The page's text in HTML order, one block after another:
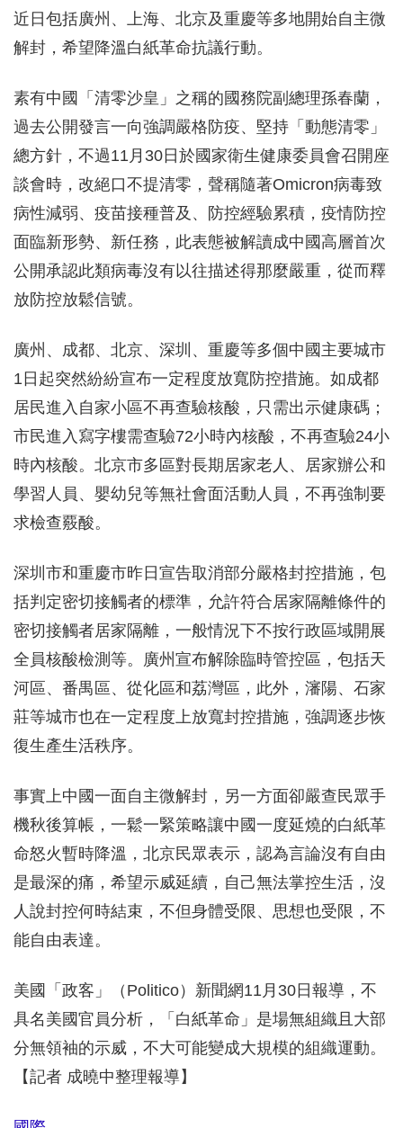
近日包括廣州、上海、北京及重慶等多地開始自主微
解封，希望降溫白紙革命抗議行動。
素有中國「清零沙皇」之稱的國務院副總理孫春蘭，
過去公開發言一向強調嚴格防疫、堅持「動態清零」
總方針，不過11月30日於國家衛生健康委員會召開座
談會時，改絕口不提清零，聲稱隨著Omicron病毒致
病性減弱、疫苗接種普及、防控經驗累積，疫情防控
面臨新形勢、新任務，此表態被解讀成中國高層首次
公開承認此類病毒沒有以往描述得那麼嚴重，從而釋
放防控放鬆信號。
廣州、成都、北京、深圳、重慶等多個中國主要城市
1日起突然紛紛宣布一定程度放寬防控措施。如成都
居民進入自家小區不再查驗核酸，只需出示健康碼；
市民進入寫字樓需查驗72小時內核酸，不再查驗24小
時內核酸。北京市多區對長期居家老人、居家辦公和
學習人員、嬰幼兒等無社會面活動人員，不再強制要
求檢查覈酸。
深圳市和重慶市昨日宣告取消部分嚴格封控措施，包
括判定密切接觸者的標準，允許符合居家隔離條件的
密切接觸者居家隔離，一般情況下不按行政區域開展
全員核酸檢測等。廣州宣布解除臨時管控區，包括天
河區、番禺區、從化區和荔灣區，此外，瀋陽、石家
莊等城市也在一定程度上放寬封控措施，強調逐步恢
復生產生活秩序。
事實上中國一面自主微解封，另一方面卻嚴查民眾手
機秋後算帳，一鬆一緊策略讓中國一度延燒的白紙革
命怒火暫時降溫，北京民眾表示，認為言論沒有自由
是最深的痛，希望示威延續，自己無法掌控生活，沒
人說封控何時結束，不但身體受限、思想也受限，不
能自由表達。
美國「政客」（Politico）新聞網11月30日報導，不
具名美國官員分析，「白紙革命」是場無組織且大部
分無領袖的示威，不大可能變成大規模的組織運動。
【記者 成曉中整理報導】